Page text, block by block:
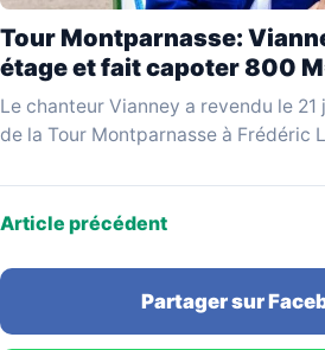
Tour Montparnasse:
étage et fait capoter 800
Le chanteur Vianney a revendu le
de la Tour Montparnasse à Frédéric
Article précédent
Partager sur